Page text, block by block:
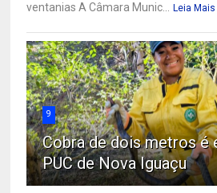
ventanias A Câmara Munic...
Leia Mais
9
Cobra de dois metros é
PUC de Nova Iguaçu